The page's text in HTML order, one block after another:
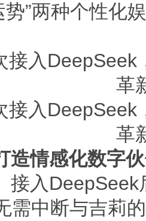
势”两种个性化
造情感化数字
接入
需中断与吉莉